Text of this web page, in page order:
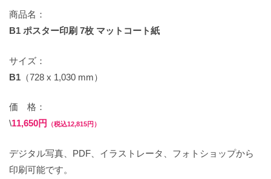
商品名：
B1 ポスター印刷 7枚 マットコート紙
サイズ：
B1 （728 x 1,030 mm）
価 格：
\11,650円 （税込12,815円）
デジタル写真、PDF、イラストレータ、フォトショップから
印刷可能です。